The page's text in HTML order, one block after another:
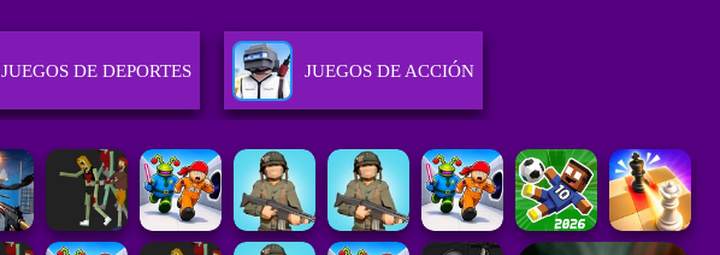
JUEGOS DE DEPORTES JUEGOS DE ACCIÓN
JUEGOS DE CHICAS JUEGOS DE HABILIDAD